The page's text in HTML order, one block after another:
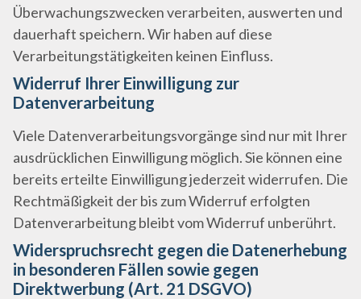
Überwachungszwecken verarbeiten, auswerten und
dauerhaft speichern. Wir haben auf diese
Verarbeitungstätigkeiten keinen Einfluss.
Widerruf Ihrer Einwilligung zur
Datenverarbeitung
Viele Datenverarbeitungsvorgänge sind nur mit Ihrer
ausdrücklichen Einwilligung möglich. Sie können eine
bereits erteilte Einwilligung jederzeit widerrufen. Die
Rechtmäßigkeit der bis zum Widerruf erfolgten
Datenverarbeitung bleibt vom Widerruf unberührt.
Widerspruchsrecht gegen die Datenerhebung
in besonderen Fällen sowie gegen
Direktwerbung (Art. 21 DSGVO)